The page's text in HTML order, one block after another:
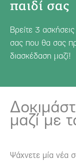
παιδί σας
Βρείτε 3
σας που θα σας
διασκέδαση μαζί!
μαζί με
Ψάχνετε μία νέα